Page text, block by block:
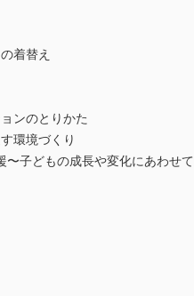
着替え
ンのとりかた
環境づくり
〜子どもの成長や変化にあわせて